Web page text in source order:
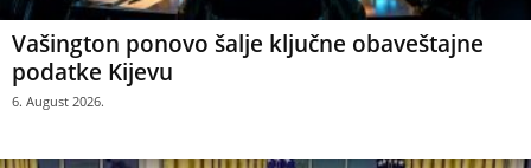
Vašington ponovo šalje ključne obaveštajne
podatke Kijevu
6. August 2026.